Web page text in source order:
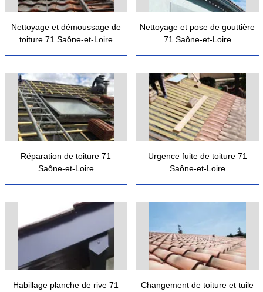
Nettoyage et démoussage de
toiture 71 Saône-et-Loire
Nettoyage et pose de gouttière
71 Saône-et-Loire
Réparation de toiture 71
Saône-et-Loire
Urgence fuite de toiture 71
Saône-et-Loire
Habillage planche de rive 71
Changement de toiture et tuile